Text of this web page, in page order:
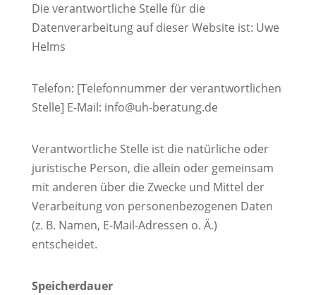
Die verantwortliche Stelle für die
Datenverarbeitung auf dieser Website ist: Uwe
Helms
Telefon: [Telefonnummer der verantwortlichen
Stelle] E-Mail: info@uh-beratung.de
Verantwortliche Stelle ist die natürliche oder
juristische Person, die allein oder gemeinsam
mit anderen über die Zwecke und Mittel der
Verarbeitung von personenbezogenen Daten
(z. B. Namen, E-Mail-Adressen o. Ä.)
entscheidet.
Speicherdauer